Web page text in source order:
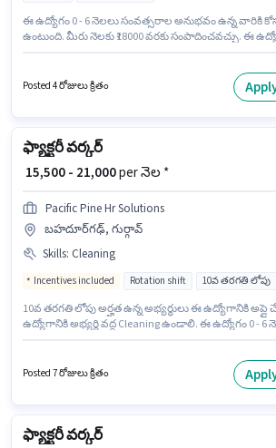
ఈ ఉద్యోగం 0 - 6 నెలలు సంవత్సరాల అనుభవం ఉన్న వారికి
ఉంటుంది. మీరు నెలకు ₹18000 వరకు సంపాదించవచ్చు. ఈ
ఉన్నాయి. ఈ ఉద్యోగం సిటిఎం, అహ్మదాబాద్ లో ఉంది. Trilok
శ్రమ/సహాయకుడు విభాగంలో ఫ్యాక్టరీ వర్కర్ ఉద్యోగానికి
Posted 4 రోజులు క్రితం
ఫ్యాక్టరీ వర్కర్
₹ 15,500 - 21,000per నెల *
Pacific Pine Hr Solutions
బహదూర్‌గఢ్, గుర్గావ్
Skills: Cleaning
Incentives included Rotation shift 10వ తరగతి లోపు
10వ తరగతి లోపు అర్హత ఉన్న అభ్యర్థులు ఈ ఉద్యోగానికి అప్లై
ఉద్యోగానికి అభ్యర్థి వద్ద Cleaning ఉండాలి. ఈ ఉద్యోగం 0 - 6
PF, Accomodation, Medical Benefits ఉన్నాయి. ఈ ఖాళీ
లో ఉంది. ఈ ఉద్యోగానికి Fixed + Incentives జీతం
Posted 7 రోజులు క్రితం
ఫ్యాక్టరీ వర్కర్